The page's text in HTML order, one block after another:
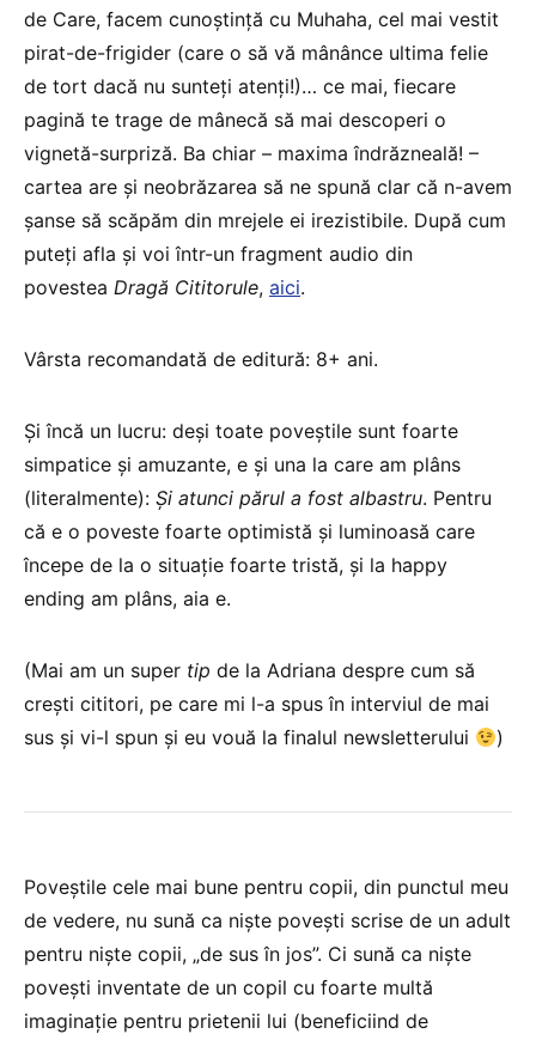
de Care, facem cunoștință cu Muhaha, cel mai vestit
pirat-de-frigider (care o să vă mânânce ultima felie
de tort dacă nu sunteți atenți!)… ce mai, fiecare
pagină te trage de mânecă să mai descoperi o
vignetă-surpriză. Ba chiar – maxima îndrăzneală! –
cartea are și neobrăzarea să ne spună clar că n-avem
șanse să scăpăm din mrejele ei irezistibile. După cum
puteți afla și voi într-un fragment audio din
povestea Dragă Cititorule, aici.
Vârsta recomandată de editură: 8+ ani.
Și încă un lucru: deși toate poveștile sunt foarte
simpatice și amuzante, e și una la care am plâns
(literalmente): Și atunci părul a fost albastru. Pentru
că e o poveste foarte optimistă și luminoasă care
începe de la o situație foarte tristă, și la happy
ending am plâns, aia e.
(Mai am un super tip de la Adriana despre cum să
crești cititori, pe care mi l-a spus în interviul de mai
sus și vi-l spun și eu vouă la finalul newsletterului
)
Poveștile cele mai bune pentru copii, din punctul meu
de vedere, nu sună ca niște povești scrise de un adult
pentru niște copii, „de sus în jos”. Ci sună ca niște
povești inventate de un copil cu foarte multă
imaginație pentru prietenii lui (beneficiind de